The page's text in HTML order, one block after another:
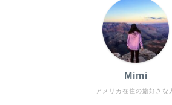
アメリカ在住の旅好きな
Mimi